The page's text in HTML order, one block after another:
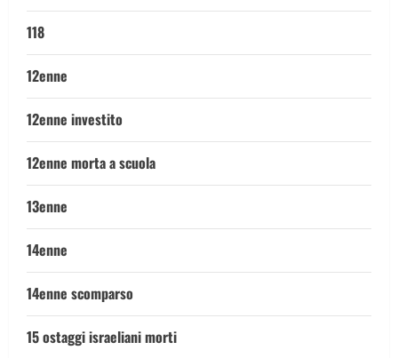
118
12enne
12enne investito
12enne morta a scuola
13enne
14enne
14enne scomparso
15 ostaggi israeliani morti